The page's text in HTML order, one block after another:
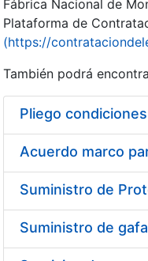
Erakutsi/Ezkutatu
Erakutsi/Ezkutatu
Erakutsi/Ezkutatu
Fábrica Nacional de
Plataforma de
(https://
También podrá
Pliego
Acuerdo marco